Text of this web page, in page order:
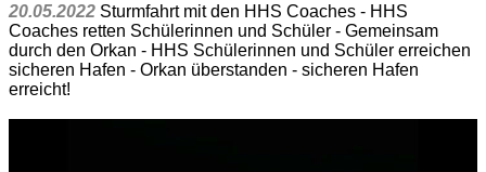
20.05.2022 Sturmfahrt mit den HHS Coaches - HHS
Coaches retten Schülerinnen und Schüler - Gemeinsam
durch den Orkan - HHS Schülerinnen und Schüler erreichen
sicheren Hafen - Orkan überstanden - sicheren Hafen
erreicht!